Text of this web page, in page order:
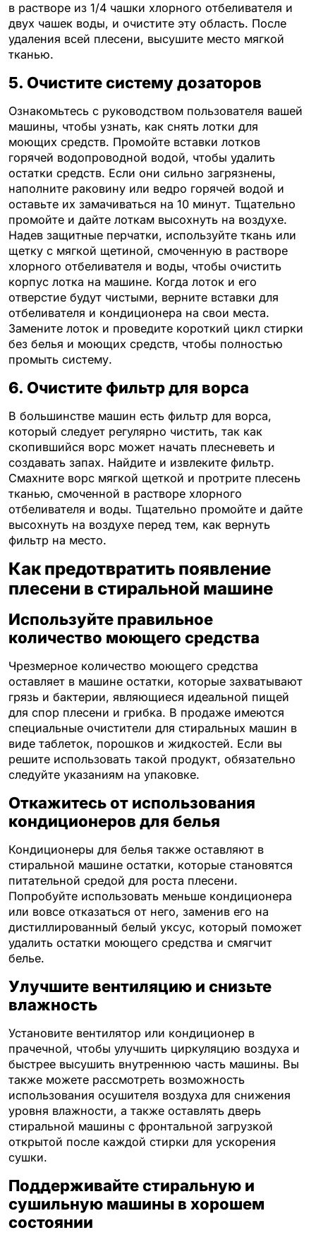
в растворе из 1/4 чашки хлорного отбеливателя и
двух чашек воды, и очистите эту область. После
удаления всей плесени, высушите место мягкой
тканью.
5. Очистите систему дозаторов
Ознакомьтесь с руководством пользователя вашей
машины, чтобы узнать, как снять лотки для
моющих средств. Промойте вставки лотков
горячей водопроводной водой, чтобы удалить
остатки средств. Если они сильно загрязнены,
наполните раковину или ведро горячей водой и
оставьте их замачиваться на 10 минут. Тщательно
промойте и дайте лоткам высохнуть на воздухе.
Надев защитные перчатки, используйте ткань или
щетку с мягкой щетиной, смоченную в растворе
хлорного отбеливателя и воды, чтобы очистить
корпус лотка на машине. Когда лоток и его
отверстие будут чистыми, верните вставки для
отбеливателя и кондиционера на свои места.
Замените лоток и проведите короткий цикл стирки
без белья и моющих средств, чтобы полностью
промыть систему.
6. Очистите фильтр для ворса
В большинстве машин есть фильтр для ворса,
который следует регулярно чистить, так как
скопившийся ворс может начать плесневеть и
создавать запах. Найдите и извлеките фильтр.
Смахните ворс мягкой щеткой и протрите плесень
тканью, смоченной в растворе хлорного
отбеливателя и воды. Тщательно промойте и дайте
высохнуть на воздухе перед тем, как вернуть
фильтр на место.
Как предотвратить появление
плесени в стиральной машине
Используйте правильное
количество моющего средства
Чрезмерное количество моющего средства
оставляет в машине остатки, которые захватывают
грязь и бактерии, являющиеся идеальной пищей
для спор плесени и грибка. В продаже имеются
специальные очистители для стиральных машин в
виде таблеток, порошков и жидкостей. Если вы
решите использовать такой продукт, обязательно
следуйте указаниям на упаковке.
Откажитесь от использования
кондиционеров для белья
Кондиционеры для белья также оставляют в
стиральной машине остатки, которые становятся
питательной средой для роста плесени.
Попробуйте использовать меньше кондиционера
или вовсе отказаться от него, заменив его на
дистиллированный белый уксус, который поможет
удалить остатки моющего средства и смягчит
белье.
Улучшите вентиляцию и снизьте
влажность
Установите вентилятор или кондиционер в
прачечной, чтобы улучшить циркуляцию воздуха и
быстрее высушить внутреннюю часть машины. Вы
также можете рассмотреть возможность
использования осушителя воздуха для снижения
уровня влажности, а также оставлять дверь
стиральной машины с фронтальной загрузкой
открытой после каждой стирки для ускорения
сушки.
Поддерживайте стиральную и
сушильную машины в хорошем
состоянии